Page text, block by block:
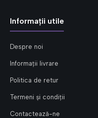
Informații utile
Despre noi
Informații livrare
Politica de retur
Termeni și condiții
Contactează-ne